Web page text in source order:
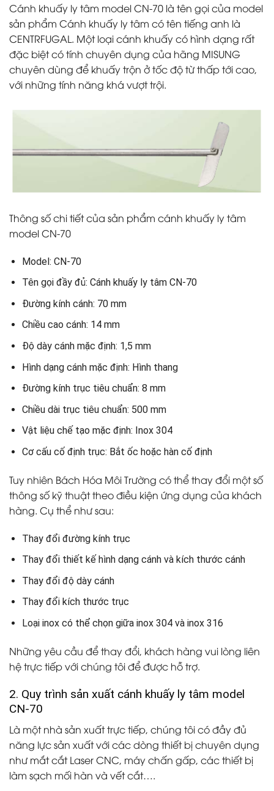
Cánh khuấy ly tâm model CN-70 là tên gọi của model
sản phẩm Cánh khuấy ly tâm có tên tiếng anh là
CENTRFUGAL. Một loại cánh khuấy có hình dạng rất
đặc biệt có tính chuyên dụng của hãng MISUNG
chuyên dùng để khuấy trộn ở tốc độ từ thấp tới cao,
với những tính năng khá vượt trội.
Thông số chi tiết của sản phẩm cánh khuấy ly tâm
model CN-70
Model: CN-70
Tên gọi đầy đủ: Cánh khuấy ly tâm CN-70
Đường kính cánh: 70 mm
Chiều cao cánh: 14 mm
Độ dày cánh mặc định: 1,5 mm
Hình dạng cánh mặc định: Hình thang
Đường kính trục tiêu chuẩn: 8 mm
Chiều dài trục tiêu chuẩn: 500 mm
Vật liệu chế tạo mặc định: Inox 304
Cơ cấu cố định trục: Bắt ốc hoặc hàn cố định
Tuy nhiên Bách Hóa Môi Trường có thể thay đổi một số
thông số kỹ thuật theo điều kiện ứng dụng của khách
hàng. Cụ thể như sau:
Thay đổi đường kính trục
Thay đổi thiết kế hình dạng cánh và kích thước cánh
Thay đổi độ dày cánh
Thay đổi kích thước trục
Loại inox có thể chọn giữa inox 304 và inox 316
Những yêu cầu để thay đổi, khách hàng vui lòng liên
hệ trực tiếp với chúng tôi để được hỗ trợ.
2. Quy trình sản xuất cánh khuấy ly tâm model
CN-70
Là một nhà sản xuất trực tiếp, chúng tôi có đầy đủ
năng lực sản xuất với các dòng thiết bị chuyên dụng
như mắt cắt Laser CNC, máy chấn gấp, các thiết bị
làm sạch mối hàn và vết cắt….